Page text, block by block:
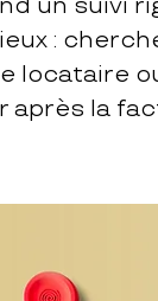
un suivi
:
locataire
après la